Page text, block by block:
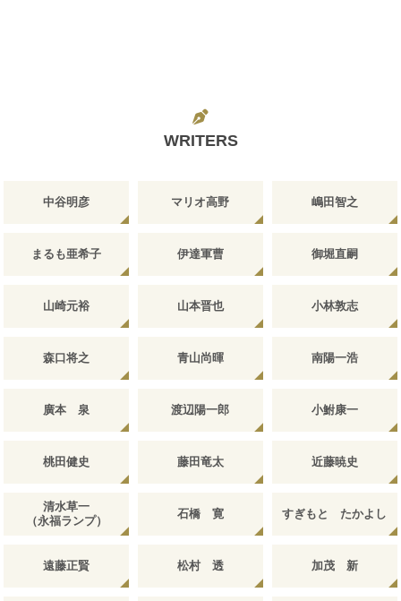
WRITERS
中谷明彦 マリオ高野 嶋田智之
まるも亜希子 伊達軍曹 御堀直嗣
山崎元裕 山本晋也 小林敦志
森口将之 青山尚暉 南陽一浩
廣本 泉 渡辺陽一郎 小鮒康一
桃田健史 藤田竜太 近藤暁史
清水草一
（永福ランプ）
石橋 寛 すぎもと たかよし
遠藤正賢 松村 透 加茂 新